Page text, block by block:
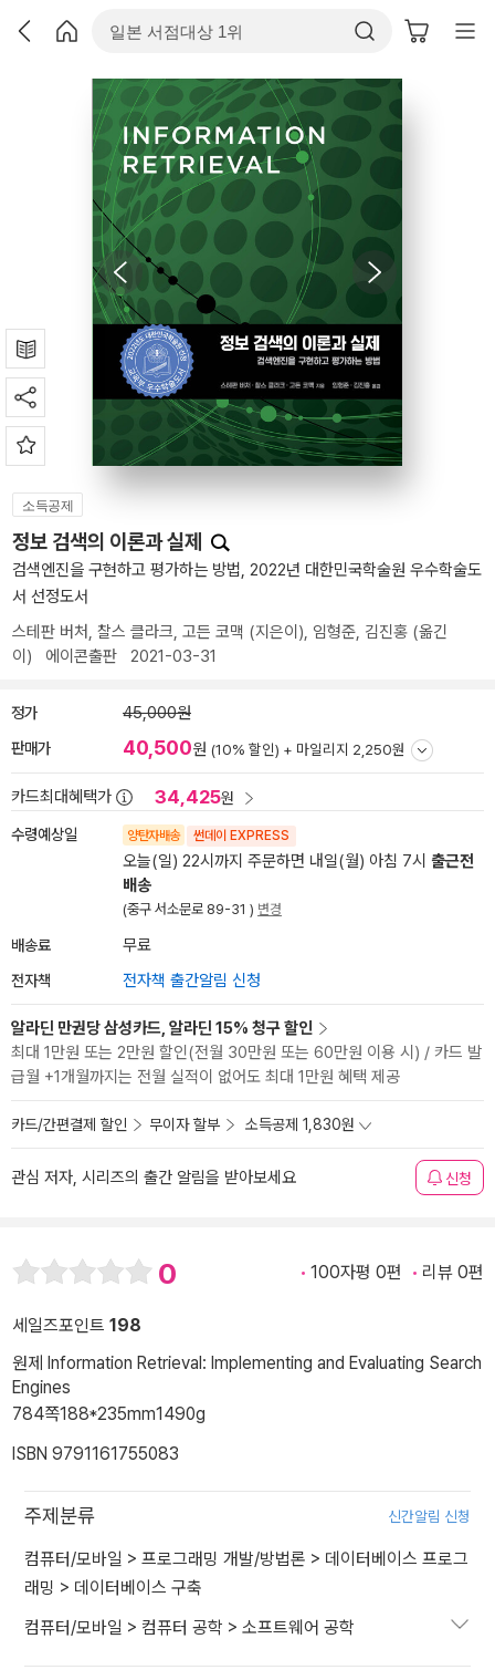
소득공제
정보 검색의 이론과 실제
검색엔진을 구현하고 평가하는 방법, 2022년 대한민국학술원 우수학술도
서 선정도서
스테판 버처 , 찰스 클라크, 고든 코맥 (지은이), 임형준, 김진홍 (옮긴
이) 에이콘출판 2021-03-31
정가 45,000원
판매가 40,500원 (10% 할인) + 마일리지 2,250원
카드최대혜택가 34,425원
수령예상일 양탄자배송 썬데이 EXPRESS
오늘(일) 22시까지 주문하면 내일(월) 아침 7시 출근전
배송
(중구 서소문로 89-31 ) 변경
배송료 무료
전자책 전자책 출간알림 신청
알라딘 만권당 삼성카드, 알라딘 15% 청구 할인
최대 1만원 또는 2만원 할인(전월 30만원 또는 60만원 이용 시) / 카드 발
급월 +1개월까지는 전월 실적이 없어도 최대 1만원 혜택 제공
카드/간편결제 할인 무이자 할부 소득공제 1,830원
관심 저자, 시리즈의 출간 알림을 받아보세요 신청
0 100자평 0편 리뷰 0편
세일즈포인트 198
원제 Information Retrieval: Implementing and Evaluating Search
Engines
784쪽188*235mm1490g
ISBN 9791161755083
주제분류 신간알림 신청
컴퓨터/모바일 > 프로그래밍 개발/방법론 > 데이터베이스 프로그
래밍 > 데이터베이스 구축
컴퓨터/모바일 > 컴퓨터 공학 > 소프트웨어 공학